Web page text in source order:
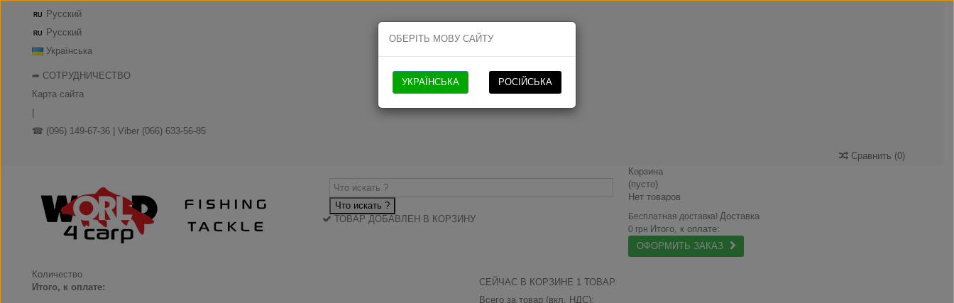
Русский
Русский
Українська
➦ СОТРУДНИЧЕСТВО
Карта сайта
☎ (096) 149-67-36 | Viber (066) 633-56-85
Сравнить (0)
Что искать ?
Корзина
(пусто)
Нет товаров
Бесплатная доставка! Доставка
0 грн Итого, к оплате:
ОФОРМИТЬ ЗАКАЗ
ТОВАР ДОБАВЛЕН В КОРЗИНУ
Количество
Итого, к оплате:
СЕЙЧАС В КОРЗИНЕ 1 ТОВАР.
Всего за товар (вкл. НДС):
ОБЕРІТЬ МОВУ САЙТУ
УКРАЇНСЬКА РОСІЙСЬКА